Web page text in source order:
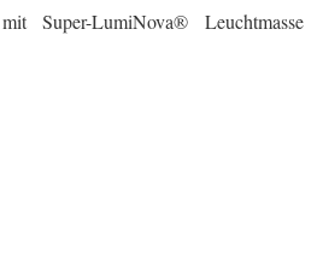
Super-LumiNova® Leuchtmasse